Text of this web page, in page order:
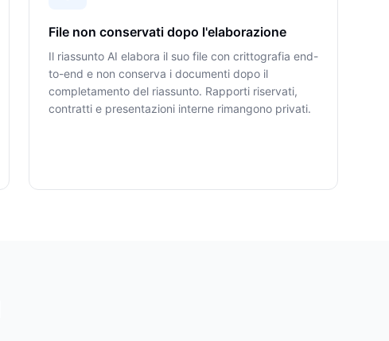
File non conservati dopo l'elaborazione
Il riassunto AI elabora il suo file con crittografia end-
to-end e non conserva i documenti dopo il
completamento del riassunto. Rapporti riservati,
contratti e presentazioni interne rimangono privati.